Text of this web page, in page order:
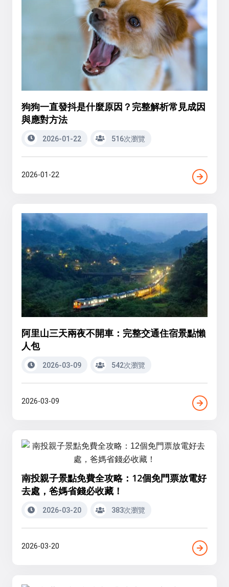
狗狗一直發抖是什麼原因？完整解析常見成因
與應對方法
2026-01-22 516次瀏覽
2026-01-22
阿里山三天兩夜不開車：完整交通住宿景點懶
人包
2026-03-09 542次瀏覽
2026-03-09
南投親子景點免費全攻略：12個免門票放電好
去處，爸媽省錢必收藏！
2026-03-20 383次瀏覽
2026-03-20